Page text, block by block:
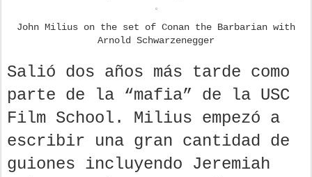
John Milius on the set of Conan the Barbarian with
Arnold Schwarzenegger
Salió dos años más tarde como
parte de la “mafia” de la USC
Film School. Milius empezó a
escribir una gran cantidad de
guiones incluyendo Jeremiah